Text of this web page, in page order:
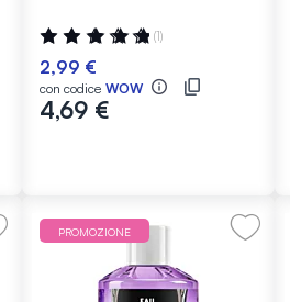
Valutazione:
100%
(1)
2,99 €
con codice WOW
4,69 €
PROMOZIONE